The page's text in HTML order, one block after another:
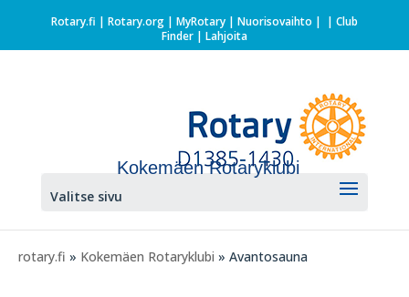
Rotary.fi | Rotary.org| MyRotary | Nuorisovaihto | | Club
Finder| Lahjoita
Kokemäen Rotaryklubi
Valitse sivu
rotary.fi » Kokemäen Rotaryklubi » Avantosauna